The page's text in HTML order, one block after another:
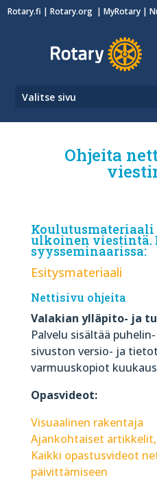
Rotary.fi |Rotary.org |MyRotary |
Valitse sivu
Ohjeita
Koulutusmateriaali
ulkoinen viestintä.
syysseminaarissa:
Esitysmateriaali
Nettisivu ohjeita
Valakian ylläpito- ja
Palvelu sisältää
sivuston versio- ja
varmuuskopiot
Opasvideot:
Visuaalinen rakentaja
Ajankohtaiset
Kaikki opastusvideot
päivittämiseen